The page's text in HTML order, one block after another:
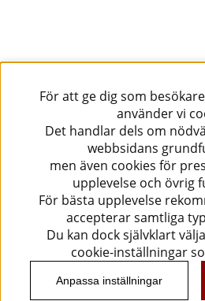
För att ge dig som
använder vi
Det handlar dels om
webbsidans
men även cookies för
upplevelse och övrig
För bästa upplevelse
accepterar samtliga
Du kan dock självklart
cookie-inställningar
Anpassa inställningar